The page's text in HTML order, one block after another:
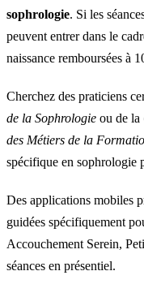
sophrologie. Si les
peuvent entrer dans le
naissance remboursées à
Cherchez des praticiens
de la Sophrologie ou de la
des Métiers de la
spécifique en sophrologie
Des applications mobiles
guidées spécifiquement
Accouchement Serein,
séances en présentiel.